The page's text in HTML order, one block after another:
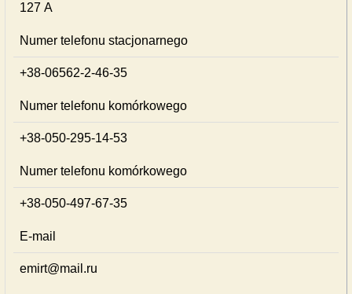
127 А
Numer telefonu stacjonarnego
+38-06562-2-46-35
Numer telefonu komórkowego
+38-050-295-14-53
Numer telefonu komórkowego
+38-050-497-67-35
E-mail
emirt@mail.ru